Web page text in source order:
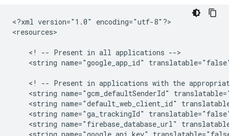
<?xml version="1.0" encoding="utf-8"?>
<resources>
    <! -- Present in all applications -->
<string name="google_app_id"
<! -- Present in applications with the
<string name="gcm_defaultSenderId"
<string name="default_web_client_id"
<string name="ga_trackingId"
<string name="firebase_database_url"